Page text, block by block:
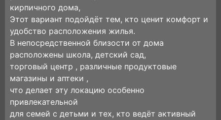
кирпичного дома,
Этот вариант подойдёт тем, кто ценит комфорт и
удобство расположения жилья.
В непосредственной близости от дома
расположены школа, детский сад,
торговый центр , различные продуктовые
магазины и аптеки ,
что делает эту локацию особенно
привлекательной
для семей с детьми и тех, кто ведёт активный